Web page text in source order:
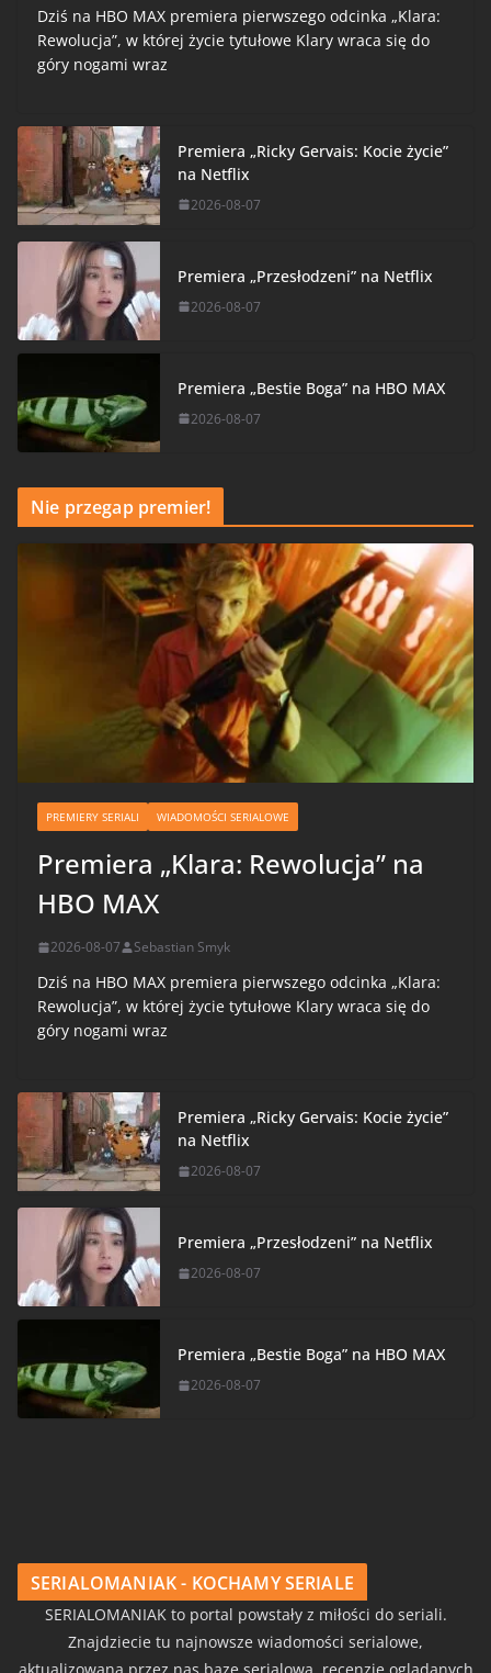
Dziś na HBO MAX premiera pierwszego odcinka „Klara:
Rewolucja”, w której życie tytułowe Klary wraca się do
góry nogami wraz
Premiera „Ricky Gervais: Kocie życie”
na Netflix
2026-08-07
Premiera „Przesłodzeni” na Netflix
2026-08-07
Premiera „Bestie Boga” na HBO MAX
2026-08-07
Nie przegap premier!
PREMIERY SERIALI WIADOMOŚCI SERIALOWE
Premiera „Klara: Rewolucja” na
HBO MAX
2026-08-07 Sebastian Smyk
Dziś na HBO MAX premiera pierwszego odcinka „Klara:
Rewolucja”, w której życie tytułowe Klary wraca się do
góry nogami wraz
Premiera „Ricky Gervais: Kocie życie”
na Netflix
2026-08-07
Premiera „Przesłodzeni” na Netflix
2026-08-07
Premiera „Bestie Boga” na HBO MAX
2026-08-07
SERIALOMANIAK - KOCHAMY SERIALE
SERIALOMANIAK to portal powstały z miłości do seriali.
Znajdziecie tu najnowsze wiadomości serialowe,